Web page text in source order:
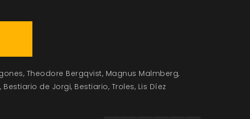
Theodore Bergqvist Magnus Malmberg
Bestiario de Jorgi Bestiario Troles Lis Díez